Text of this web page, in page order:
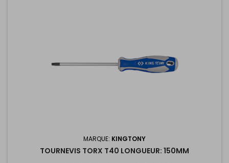
MARQUE: KINGTONY
TOURNEVIS TORX T40 LONGUEUR: 150MM